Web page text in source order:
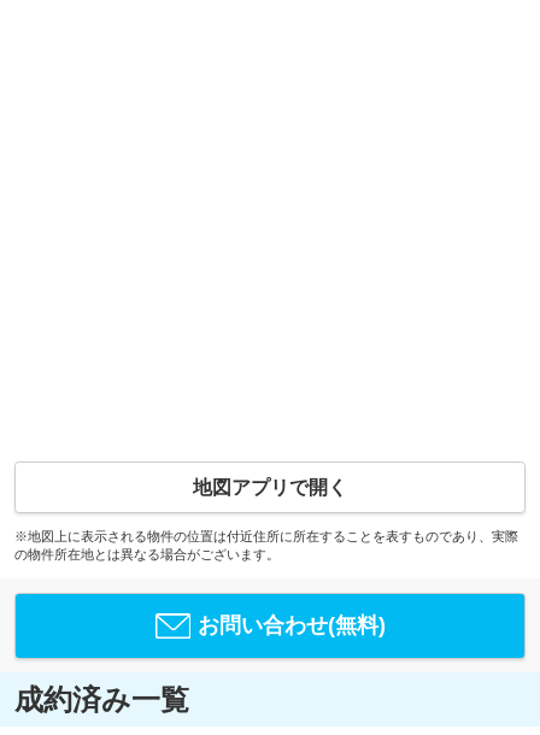
地図アプリで開く
※地図上に表示される物件の位置は付近住所に所在することを表すものであり、実際
の物件所在地とは異なる場合がございます。
お問い合わせ(無料)
成約済み一覧